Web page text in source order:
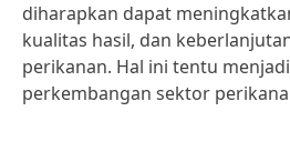
diharapkan dapat
kualitas hasil, dan
perikanan. Hal ini tentu
perkembangan sektor